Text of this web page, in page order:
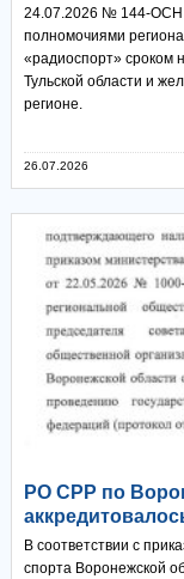
24.07.2026 № 144-ОСН
полномочиями
«радиоспорт» сроком
Тульской области и
регионе.
26.07.2026
РО СРР по
В соответствии с
спорта Воронежской